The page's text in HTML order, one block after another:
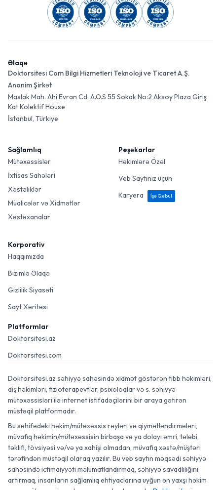
Əlaqə
Doktorsitesi Com Bilgi Hizmetleri Teknoloji ve Ticaret A.Ş.
Anonim Şirkət
Maslak Mah. Ahi Evran Cd. A.O.S 55 Sokak No:2 Aksoy Plaza Giriş
Kat Kolektif House
İstanbul, Türkiye
Sağlamlıq
Mütəxəssislər
İxtisas Sahələri
Xəstəliklər
Müalicələr və Xidmətlər
Xəstəxanalar
Peşəkarlar
Həkimlərə Özəl
Veb Saytınız üçün
Karyera
İşə Qəbul
Korporativ
Haqqımızda
Bizimlə Əlaqə
Gizlilik Siyasəti
Sayt Xəritəsi
Platformlar
Doktorsitesi.az
Doktorsitesi.com
Doktorsitesi.az səhiyyə sahəsində xidmət göstərən tibb həkimləri,
diş həkimləri, fizioterapevtlər, psixoloqlar və s. səhiyyə
mütəxəssisləri ilə internet istifadəçilərini bir araya gətirən
müstəqil platformadır.
Bu səhifədəki həkim/mütəxəssis rəyləri və qiymətləndirmələri,
müvafiq həkimin/mütəxəssisin birbaşa və ya dolayı əmri, tələbi,
təklifi, tövsiyəsi və/və ya xahişi olmadan, müvafiq xəstə/müştəri
tərəfindən müstəqil olaraq yazılır. Bu veb saytın məqsədi səhiyyə
sahəsində ictimaiyyəti məlumatlandırmaq, səhiyyə savadlılığını
artırmaq, insanların sağlamlıq ehtiyaclarına uyğun ən yaxşı həkim